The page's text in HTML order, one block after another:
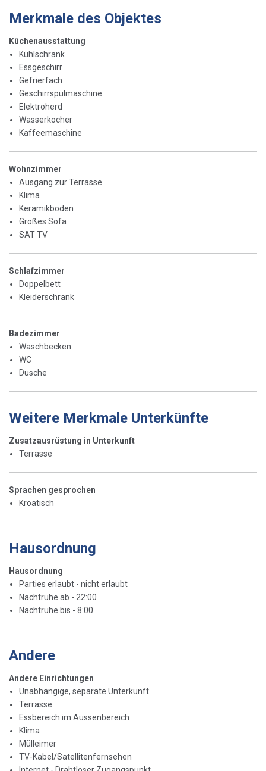
Merkmale des Objektes
Küchenausstattung
Kühlschrank
Essgeschirr
Gefrierfach
Geschirrspülmaschine
Elektroherd
Wasserkocher
Kaffeemaschine
Wohnzimmer
Ausgang zur Terrasse
Klima
Keramikboden
Großes Sofa
SAT TV
Schlafzimmer
Doppelbett
Kleiderschrank
Badezimmer
Waschbecken
WC
Dusche
Weitere Merkmale Unterkünfte
Zusatzausrüstung in Unterkunft
Terrasse
Sprachen gesprochen
Kroatisch
Hausordnung
Hausordnung
Parties erlaubt - nicht erlaubt
Nachtruhe ab - 22:00
Nachtruhe bis - 8:00
Andere
Andere Einrichtungen
Unabhängige, separate Unterkunft
Terrasse
Essbereich im Aussenbereich
Klima
Mülleimer
TV-Kabel/Satellitenfernsehen